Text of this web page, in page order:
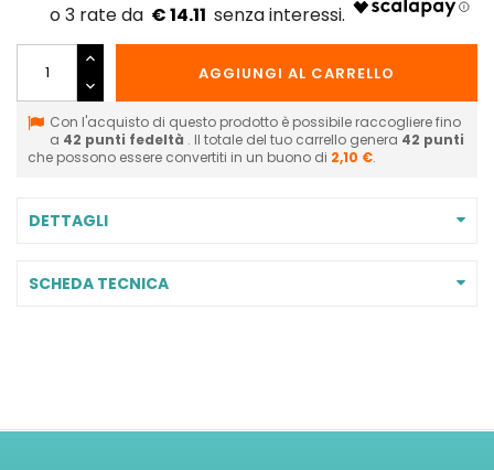
€ 14.11
AGGIUNGI AL CARRELLO
Con l'acquisto di questo prodotto è possibile raccogliere fino
a 42 punti fedeltà . Il totale del tuo carrello genera 42 punti
che possono essere convertiti in un buono di 2,10 €.
DETTAGLI
SCHEDA TECNICA